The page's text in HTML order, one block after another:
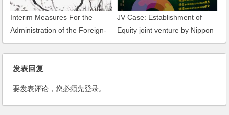
Interim Measures For the
Administration of the Foreign-
invested Development and
Management of Tracts of Land
JV Case: Establishment of
Equity joint venture by Nippon
Paint and B&K Company of
Germany
发表回复
要发表评论，您必须先登录。